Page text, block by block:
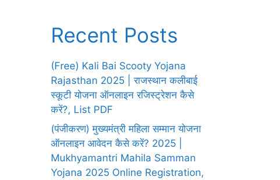
Recent Posts
(Free) Kali Bai Scooty Yojana
Rajasthan 2025 | राजस्थान कलीबाई
स्कूटी योजना ऑनलाइन रजिस्ट्रेशन कैसे
करें?, List PDF
(पंजीकरण) मुख्यमंत्री महिला सम्मान योजना
ऑनलाइन आवेदन कैसे करें? 2025 |
Mukhyamantri Mahila Samman
Yojana 2025 Online Registration,